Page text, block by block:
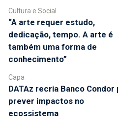
Cultura e Social
“A arte requer estudo,
dedicação, tempo. A arte é
também uma forma de
conhecimento”
Capa
DATAz recria Banco Condor
prever impactos no
ecossistema